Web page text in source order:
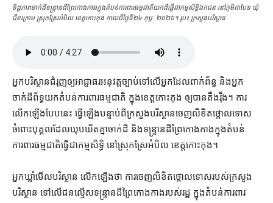
ទិដ្ឋភាពចាក់ដីទន្ទ្រាន​ដី​ព្រៃកោងកាង​ក្នុង​តំបន់ការពារធម្មជាតិ​យក​ដី​ធ្វើជា​កម្មសិទ្ធិឯកជន នៅ​ភូមិ​តា​បែន ឃុំ​
ជីខក្រោម ស្រុក​ស្រែ​អំបិល ខេត្ត​កោះកុង កាលពីថ្ងៃទី២៤ កុម្ភៈ ២០២៦។ រូប៖ ក្រសួង​បរិស្ថាន
អ្នក​បរិស្ថាន​ជំរុញ​ឲ្យ​អាជ្ញាធរ​អនុវត្ត​ច្បាប់​ទៅ​លើ​អ្នក​ដែល​ពាក់ព័ន្ធ និង​អ្នក​
ចាក់ដី​ព័ទ្ធ​យក​តំបន់​ការពារ​ធម្មជាតិ ក្នុង​ខេត្ត​កោះកុង ឲ្យ​បាន​តឹងរ៉ឹង។ ការ​
លើកឡើង​បែប​នេះ ធ្វើឡើង​បន្ទាប់​ពី​ក្រសួង​បរិស្ថាន​ចេញ​លិខិត​ថ្កោលទោស
ចំពោះ​បុគ្គល​ដែល​ឃុបឃិត​គ្នា​ចាក់​ដី និង​ទន្ទ្រាន​ដី​ព្រៃកោងកាង​ក្នុង​តំបន់​
ការពារ​ធម្មជាតិ​ធ្វើជា​កម្មសិទ្ធិ នៅ​ស្រុក​ស្រែអំបិល ខេត្ត​កោះកុង។
អ្នកឃ្លាំមើល​បរិស្ថាន លើកឡើង​ថា ការ​ចេញ​លិខិត​ថ្កោលទោស​របស់​ក្រសួង​
បរិស្ថាន ទៅលើ​ជនល្មើស​ទន្ទ្រាន​ដី​ព្រៃកោងកាង​របស់​រដ្ឋ ក្នុង​តំបន់ការពារ